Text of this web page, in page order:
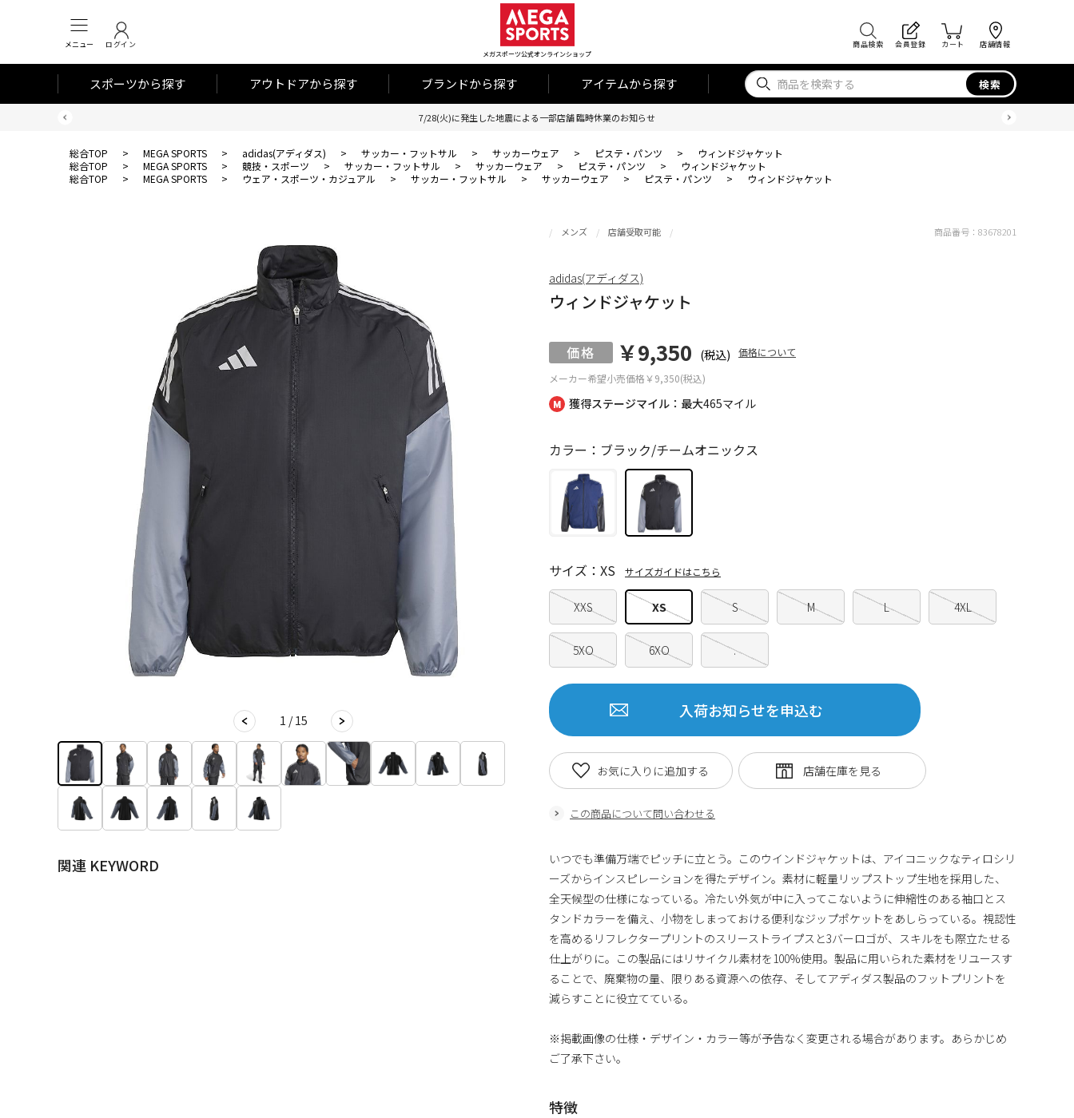
メニュー ログイン
メガスポーツ公式オンラインショップ
商品検索 会員登録 カート 店舗情報
スポーツから探す アウトドアから探す ブランドから探す アイテムから探す 検索
7/28(火)に発生した地震による一部店舗 臨時休業のお知らせ
総合TOP > MEGA SPORTS > adidas(アディダス) > サッカー・フットサル > サッカーウェア > ピステ・パンツ >
ウィンドジャケット
総合TOP
> MEGA SPORTS > 競技・スポーツ > サッカー・フットサル > サッカーウェア > ピステ・パンツ >
ウィンドジャケット
総合TOP
> MEGA SPORTS > ウェア・スポーツ・カジュアル > サッカー・フットサル > サッカーウェア > ピステ・パンツ > ウィンドジャケット
1 / 15
関連 KEYWORD
獲得ステージマイル：最大465マイル
メンズ 店舗受取可能
ウィンドジャケット
メーカー希望小売価格￥9,350(税込)
￥9,350 (税込) 価格について
カラー：ブラック/チームオニックス
XXS XS S M L 4XL
5XO 6XO .
サイズ：XS サイズガイドはこちら
入荷お知らせを申込む
この商品について問い合わせる
お気に入りに追加する
商品番号： 83678201
adidas(アディダス)
いつでも準備万端でピッチに立とう。このウインドジャケットは、アイコニックなティロシリ
ーズからインスピレーションを得たデザイン。素材に軽量リップストップ生地を採用した、
全天候型の仕様になっている。冷たい外気が中に入ってこないように伸縮性のある袖口とス
タンドカラーを備え、小物をしまっておける便利なジップポケットをあしらっている。視認性
を高めるリフレクタープリントのスリーストライプスと3バーロゴが、スキルをも際立たせる
仕上がりに。この製品にはリサイクル素材を100%使用。製品に用いられた素材をリユースす
ることで、廃棄物の量、限りある資源への依存、そしてアディダス製品のフットプリントを
減らすことに役立てている。
※掲載画像の仕様・デザイン・カラー等が予告なく変更される場合があります。あらかじめ
ご了承下さい。
特徴